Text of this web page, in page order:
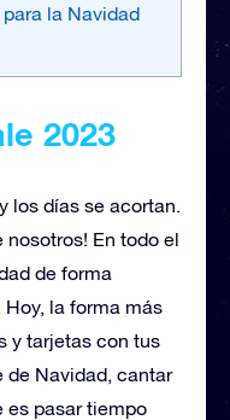
la Navidad
2023
los días se acortan.
nosotros! En todo el
de forma
la forma más
y tarjetas con tus
de Navidad, cantar
es pasar tiempo